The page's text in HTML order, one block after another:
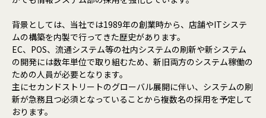
背景としては、当社では1989年の創業時から、店舗やITシステ
ムの構築を内製で行ってきた歴史があります。
EC、POS、流通システム等の社内システムの刷新や新システム
の開発には数年単位で取り組むため、新旧両方のシステム稼働の
ための人員が必要となります。
主にセカンドストリートのグローバル展開に伴い、システムの刷
新が急務且つ必須となっていることから複数名の採用を予定して
おります。